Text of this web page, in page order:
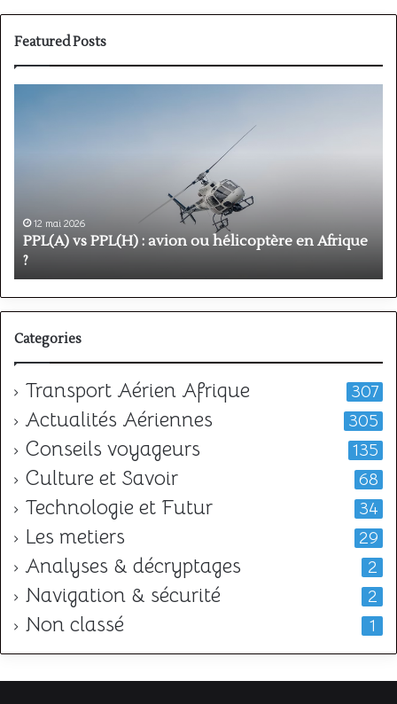
Featured Posts
PPL(A)
en
Afrique
12 mai 2026
PPL(A) vs PPL(H) : avion ou hélicoptère en Afrique
?
Categories
Transport Aérien Afrique 307
Actualités Aériennes 305
Conseils voyageurs 135
Culture et Savoir 68
Technologie et Futur 34
Les metiers 29
Analyses & décryptages 2
Navigation & sécurité 2
Non classé 1